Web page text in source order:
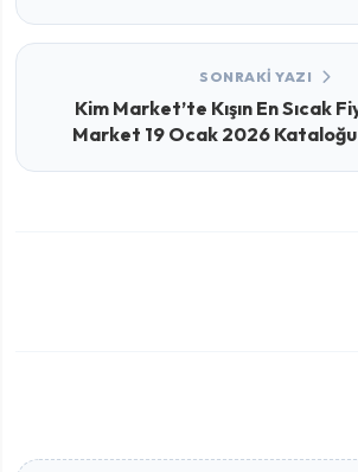
SONRAKI YAZI
Kim Market’te Kışın En Sıcak
Market 19 Ocak 2026